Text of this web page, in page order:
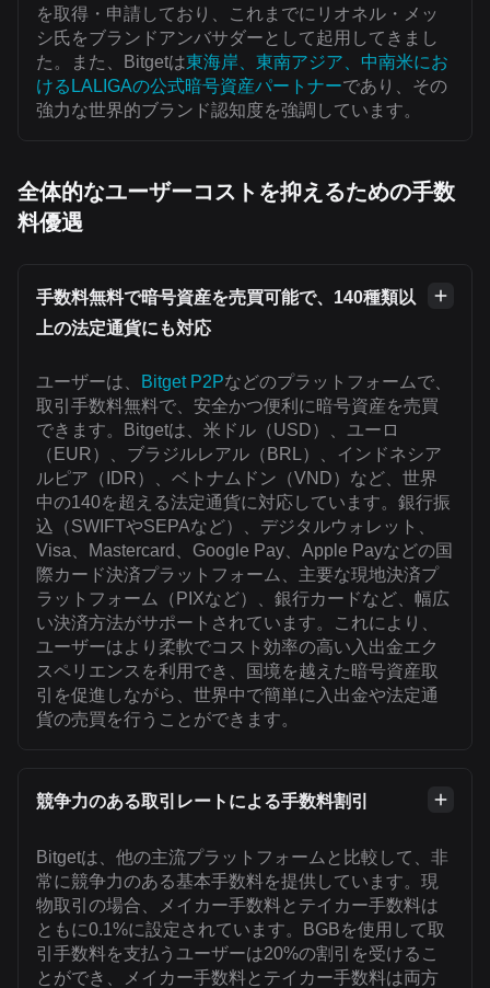
を取得・申請しており、これまでにリオネル・メッ
シ氏をブランドアンバサダーとして起用してきまし
た。また、Bitgetは東海岸、東南アジア、中南米にお
けるLALIGAの公式暗号資産パートナーであり、その
強力な世界的ブランド認知度を強調しています。
全体的なユーザーコストを抑えるための手数
料優遇
手数料無料で暗号資産を売買可能で、140種類以
上の法定通貨にも対応
ユーザーは、 Bitget P2Pなどのプラットフォームで、
取引手数料無料で、安全かつ便利に暗号資産を売買
できます。Bitgetは、米ドル（USD）、ユーロ
（EUR）、ブラジルレアル（BRL）、インドネシア
ルピア（IDR）、ベトナムドン（VND）など、世界
中の140を超える法定通貨に対応しています。銀行振
込（SWIFTやSEPAなど）、デジタルウォレット、
Visa、Mastercard、Google Pay、Apple Payなどの国
際カード決済プラットフォーム、主要な現地決済プ
ラットフォーム（PIXなど）、銀行カードなど、幅広
い決済方法がサポートされています。これにより、
ユーザーはより柔軟でコスト効率の高い入出金エク
スペリエンスを利用でき、国境を越えた暗号資産取
引を促進しながら、世界中で簡単に入出金や法定通
貨の売買を行うことができます。
競争力のある取引レートによる手数料割引
Bitgetは、他の主流プラットフォームと比較して、非
常に競争力のある基本手数料を提供しています。現
物取引の場合、メイカー手数料とテイカー手数料は
ともに0.1%に設定されています。BGBを使用して取
引手数料を支払うユーザーは20%の割引を受けるこ
とができ、メイカー手数料とテイカー手数料は両方